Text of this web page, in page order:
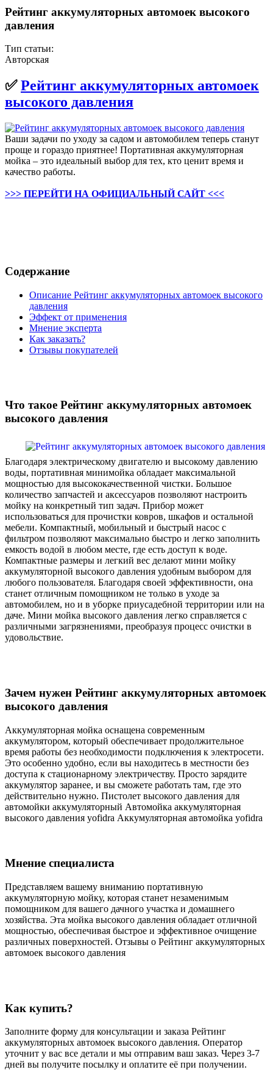
Рейтинг аккумуляторных автомоек высокого
давления
Тип статьи:
Авторская
✅Рейтинг аккумуляторных автомоек
высокого давления
Ваши задачи по уходу за садом и автомобилем теперь станут
проще и гораздо приятнее! Портативная аккумуляторная
мойка – это идеальный выбор для тех, кто ценит время и
качество работы.
>>> ПЕРЕЙТИ НА ОФИЦИАЛЬНЫЙ САЙТ <<<
Содержание
Описание Рейтинг аккумуляторных автомоек высокого
давления
Эффект от применения
Мнение эксперта
Как заказать?
Отзывы покупателей
Что такое Рейтинг аккумуляторных автомоек
высокого давления
Благодаря электрическому двигателю и высокому давлению
воды, портативная минимойка обладает максимальной
мощностью для высококачественной чистки. Большое
количество запчастей и аксессуаров позволяют настроить
мойку на конкретный тип задач. Прибор может
использоваться для прочистки ковров, шкафов и остальной
мебели. Компактный, мобильный и быстрый насос с
фильтром позволяют максимально быстро и легко заполнить
емкость водой в любом месте, где есть доступ к воде.
Компактные размеры и легкий вес делают мини мойку
аккумуляторной высокого давления удобным выбором для
любого пользователя. Благодаря своей эффективности, она
станет отличным помощником не только в уходе за
автомобилем, но и в уборке приусадебной территории или на
даче. Мини мойка высокого давления легко справляется с
различными загрязнениями, преобразуя процесс очистки в
удовольствие.
Зачем нужен Рейтинг аккумуляторных автомоек
высокого давления
Аккумуляторная мойка оснащена современным
аккумулятором, который обеспечивает продолжительное
время работы без необходимости подключения к электросети.
Это особенно удобно, если вы находитесь в местности без
доступа к стационарному электричеству. Просто зарядите
аккумулятор заранее, и вы сможете работать там, где это
действительно нужно. Пистолет высокого давления для
автомойки аккумуляторный Автомойка аккумуляторная
высокого давления yofidra Аккумуляторная автомойка yofidra
Мнение специалиста
Представляем вашему вниманию портативную
аккумуляторную мойку, которая станет незаменимым
помощником для вашего дачного участка и домашнего
хозяйства. Эта мойка высокого давления обладает отличной
мощностью, обеспечивая быстрое и эффективное очищение
различных поверхностей. Отзывы о Рейтинг аккумуляторных
автомоек высокого давления
Как купить?
Заполните форму для консультации и заказа Рейтинг
аккумуляторных автомоек высокого давления. Оператор
уточнит у вас все детали и мы отправим ваш заказ. Через 3-7
дней вы получите посылку и оплатите её при получении.